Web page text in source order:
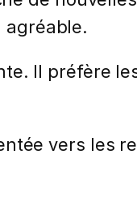
agréable.
Il préfère
vers les